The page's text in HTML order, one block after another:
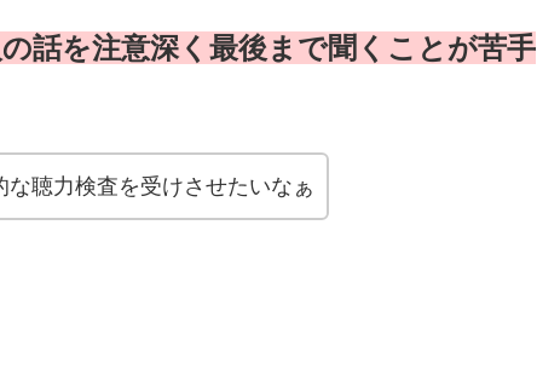
話を注意深く最後まで聞くことが苦手
聴力検査を受けさせたいなぁ